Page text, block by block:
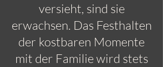
versieht, sind sie
erwachsen. Das Festhalten
der kostbaren Momente
mit der Familie wird stets